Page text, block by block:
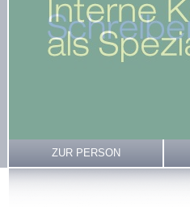
ZUR PERSON